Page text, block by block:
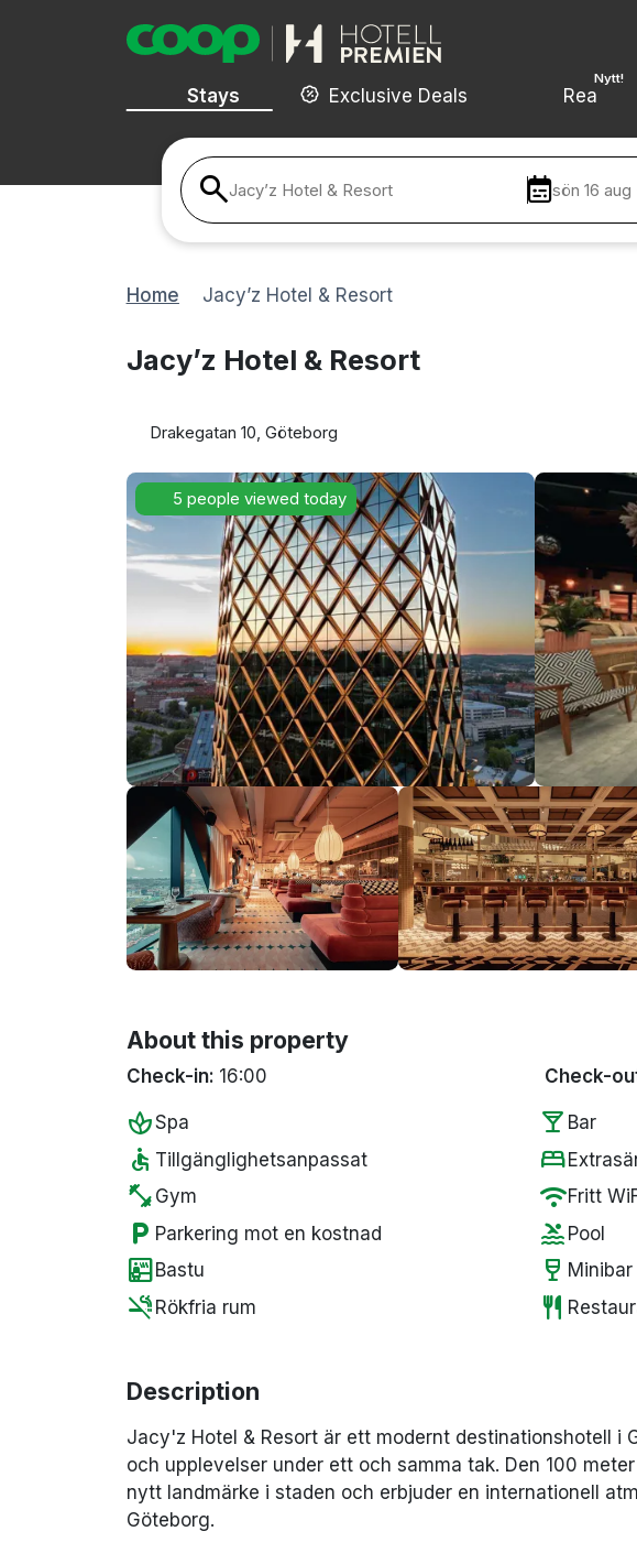
Stays Exclusive Deals
Nytt!
Rea
Jacy’z Hotel & Resort sön 16
Home Jacy’z Hotel & Resort
Jacy’z Hotel & Resort
Drakegatan 10, Göteborg
5 people viewed today
About this property
Check-in: 16:00 Check-
spaSpa local_bar Bar
accessible Tillgänglighetsanpassat bed
fitness_center Gym wifiFritt
local_parking Parkering mot en kostnad pool Pool
sauna Bastu wine_bar Minibar
smoke_free Rökfria rum restaurant
Description
Jacy'z Hotel & Resort är ett modernt destinationshotell i
och upplevelser under ett och samma tak. Den 100
nytt landmärke i staden och erbjuder en internationell
Göteborg.